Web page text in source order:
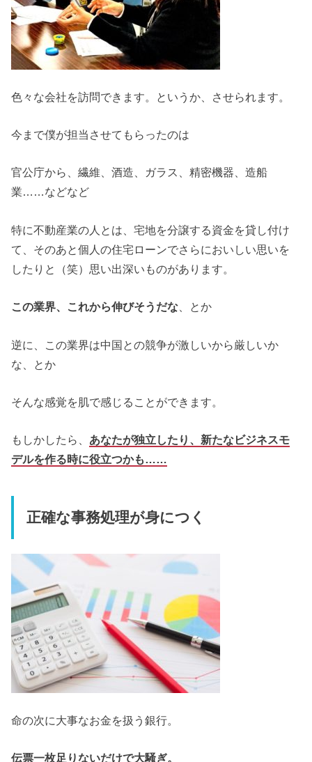
色々な会社を訪問できます。というか、させられます。
今まで僕が担当させてもらったのは
官公庁から、繊維、酒造、ガラス、精密機器、造船
業……などなど
特に不動産業の人とは、宅地を分譲する資金を貸し付け
て、そのあと個人の住宅ローンでさらにおいしい思いを
したりと（笑）思い出深いものがあります。
この業界、これから伸びそうだな 、とか
逆に、この業界は中国との競争が激しいから厳しいか
な、とか
そんな感覚を肌で感じることができます。
もしかしたら、 あなたが独立したり、新たなビジネスモ
デルを作る時に役立つかも……
正確な事務処理が身につく
命の次に大事なお金を扱う銀行。
伝票一枚足りないだけで大騒ぎ。